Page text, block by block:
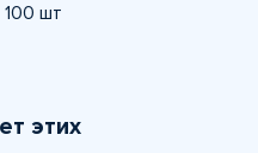
100 шт
этих